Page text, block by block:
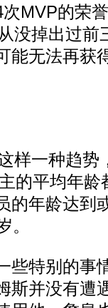
MVP的荣
没掉出过前
能无法再获
一种趋势
的平均年龄
的年龄达到
。
特别的事
斯并没有遭